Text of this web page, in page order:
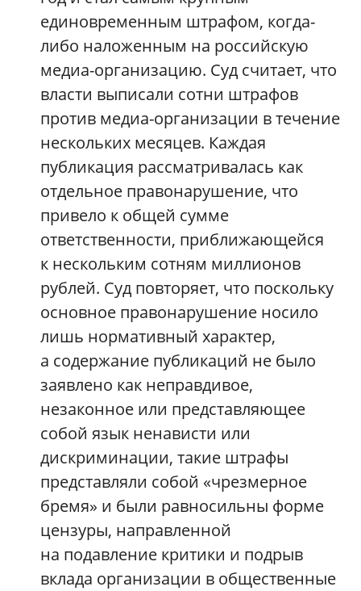
единовременным штрафом, когда-
либо наложенным на российскую
медиа-организацию. Суд считает, что
власти выписали сотни штрафов
против медиа-организации в течение
нескольких месяцев. Каждая
публикация рассматривалась как
отдельное правонарушение, что
привело к общей сумме
ответственности, приближающейся
к нескольким сотням миллионов
рублей. Суд повторяет, что поскольку
основное правонарушение носило
лишь нормативный характер,
а содержание публикаций не было
заявлено как неправдивое,
незаконное или представляющее
собой язык ненависти или
дискриминации, такие штрафы
представляли собой «чрезмерное
бремя» и были равносильны форме
цензуры, направленной
на подавление критики и подрыв
вклада организации в общественные